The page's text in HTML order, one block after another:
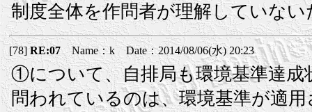
制度全体を作問者が理解していな
[78]RE:07Name：k Date：2014/08/06(水) 20:23
①について、自排局も環境基準達成
問われているのは、環境基準が適